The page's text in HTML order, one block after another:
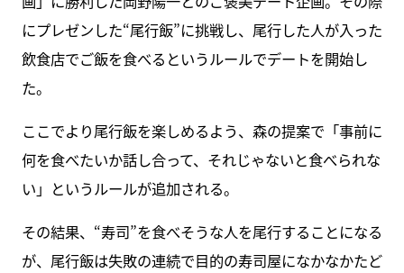
にプレゼンした“尾行飯”に挑戦し、尾行した人が入った
飲食店でご飯を食べるというルールでデートを開始し
た。
ここでより尾行飯を楽しめるよう、森の提案で「事前に
何を食べたいか話し合って、それじゃないと食べられな
い」というルールが追加される。
その結果、“寿司”を食べそうな人を尾行することになる
が、尾行飯は失敗の連続で目的の寿司屋になかなかたど